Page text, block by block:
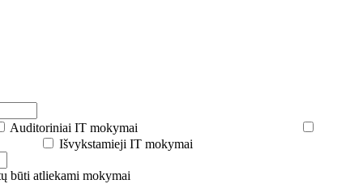
Auditoriniai IT mokymai
Išvykstamieji IT mokymai
būti atliekami mokymai